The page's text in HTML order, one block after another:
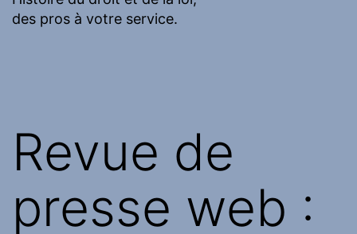
des pros à votre service.
Revue de
presse web :